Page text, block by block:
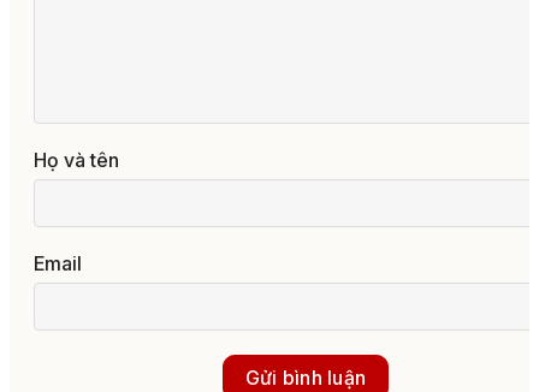
Họ và tên
Email
Gửi bình luận